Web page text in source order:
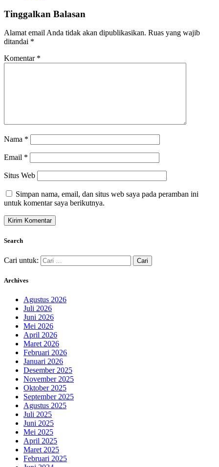
Tinggalkan Balasan
Alamat email Anda tidak akan dipublikasikan. Ruas yang wajib
ditandai *
Komentar *
Nama *
Email *
Situs Web
Simpan nama, email, dan situs web saya pada peramban ini
untuk komentar saya berikutnya.
Search
Cari untuk:
Archives
Agustus 2026
Juli 2026
Juni 2026
Mei 2026
April 2026
Maret 2026
Februari 2026
Januari 2026
Desember 2025
November 2025
Oktober 2025
September 2025
Agustus 2025
Juli 2025
Juni 2025
Mei 2025
April 2025
Maret 2025
Februari 2025